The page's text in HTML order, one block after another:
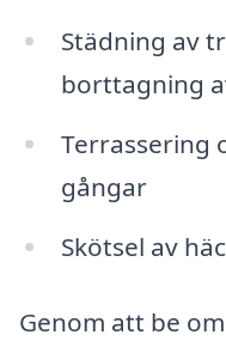
Städning av
borttagning
Terrassering
gångar
Skötsel av
Genom att be